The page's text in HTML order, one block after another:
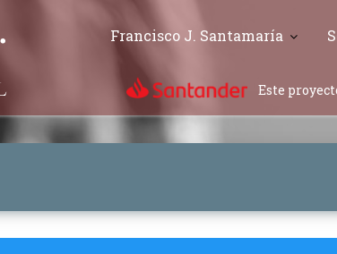
Francisco J. Santamaría
Este